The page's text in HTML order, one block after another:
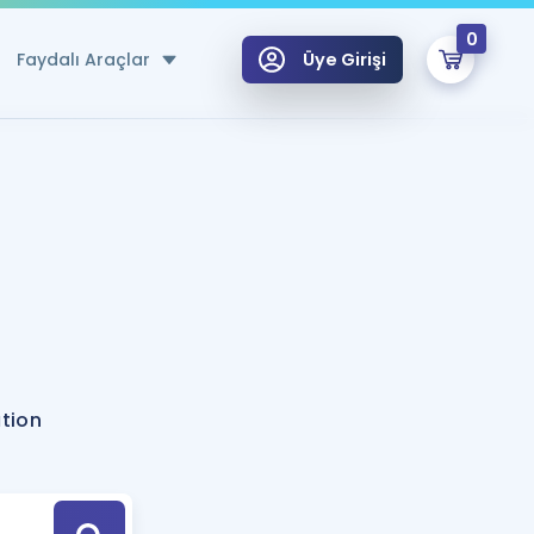
Faydalı Araçlar
Hesaplama Aracı
için Öneriler
Tek Takvimde
Üye Girişi
0
Hoca ile seni sınava hazırlayacak onlarca eğitim seni bekliyor!